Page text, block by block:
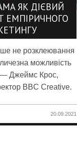
ЯК ДІЄВИЙ
ЕМПІРИЧНОГО
не розклеювання
можливість
— Джеймс Крос,
BBC Creative.
20.09.2021